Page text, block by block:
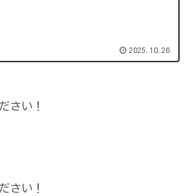
2025.10.26
さい！
さい！